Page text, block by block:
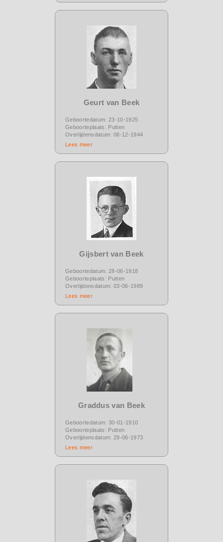
Geurt van Beek
Geboortedatum: 23-10-1925
Geboorteplaats: Putten
Overlijdensdatum: 06-12-1944
Lees meer
Gijsbert van Beek
Geboortedatum: 28-06-1918
Geboorteplaats: Putten
Overlijdensdatum: 03-06-1989
Lees meer
Graddus van Beek
Geboortedatum: 30-01-1910
Geboorteplaats: Putten
Overlijdensdatum: 29-06-1973
Lees meer